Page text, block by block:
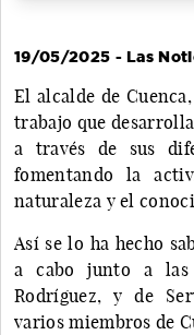
19/05/2025 - Las
El alcalde de
trabajo que
a través de sus
fomentando la
naturaleza y el
Así se lo ha hecho
a cabo junto a las
Rodríguez, y de
varios miembros de